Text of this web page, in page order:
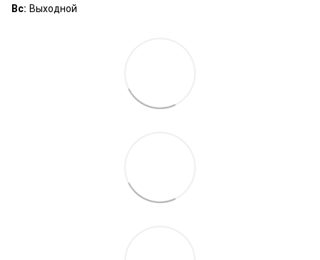
Вс: Выходной